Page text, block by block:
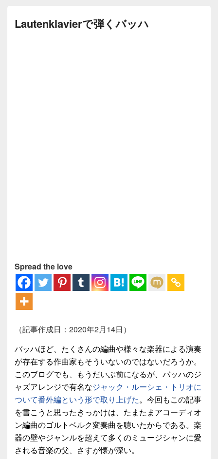
Lautenklavierで弾くバッハ
Spread the love
（記事作成日：2020年2月14日）
バッハほど、たくさんの編曲や様々な楽器による演奏
が存在する作曲家もそういないのではないだろうか。
このブログでも、もうだいぶ前になるが、バッハのジ
ャズアレンジで有名なジャック・ルーシェ・トリオに
ついて番外編という形で取り上げた 。今回もこの記事
を書こうと思ったきっかけは、たまたまアコーディオ
ン編曲のゴルトベルク変奏曲を聴いたからである。楽
器の壁やジャンルを超えて多くのミュージシャンに愛
される音楽の父、さすが懐が深い。